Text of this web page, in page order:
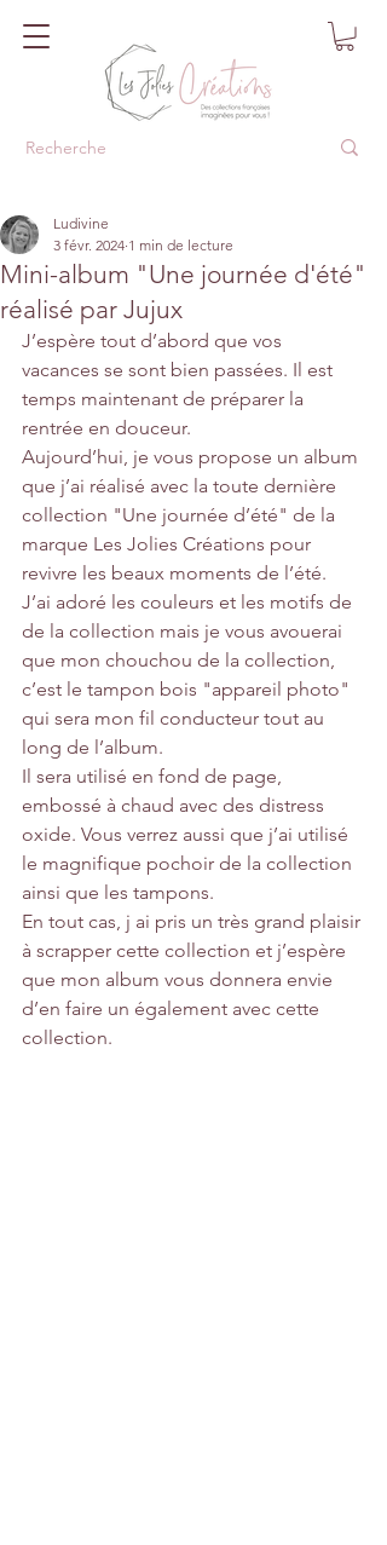
Mini-album "Une journée d'été"
réalisé par Jujux
Ludivine
3 févr. 2024 1 min de lecture
J’espère tout d’abord que vos
vacances se sont bien passées. Il est
temps maintenant de préparer la
rentrée en douceur.
Aujourd’hui, je vous propose un album
que j’ai réalisé avec la toute dernière
collection "Une journée d’été" de la
marque Les Jolies Créations pour
revivre les beaux moments de l’été.
J’ai adoré les couleurs et les motifs de
de la collection mais je vous avouerai
que mon chouchou de la collection,
c’est le tampon bois "appareil photo"
qui sera mon fil conducteur tout au
long de l’album.
Il sera utilisé en fond de page,
embossé à chaud avec des distress
oxide. Vous verrez aussi que j’ai utilisé
le magnifique pochoir de la collection
ainsi que les tampons.
En tout cas, j ai pris un très grand plaisir
à scrapper cette collection et j’espère
que mon album vous donnera envie
d’en faire un également avec cette
collection.